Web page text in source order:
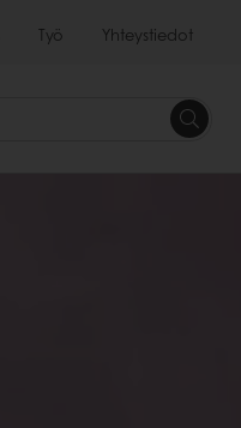
Työ Yhteystiedot